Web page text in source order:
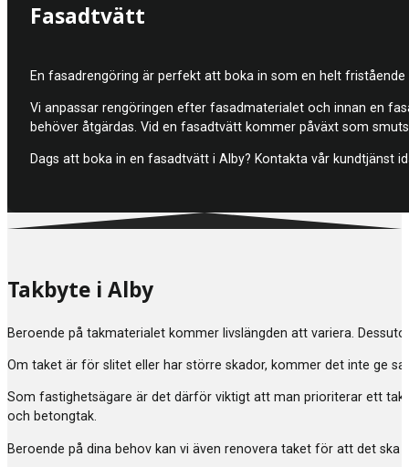
Fasadtvätt
En fasadrengöring är perfekt att boka in som en helt
Vi anpassar rengöringen efter fasadmaterialet och innan en
behöver åtgärdas. Vid en fasadtvätt kommer påväxt som
Dags att boka in en fasadtvätt i Alby? Kontakta vår
Takbyte i Alby
Beroende på takmaterialet kommer livslängden att variera.
Om taket är för slitet eller har större skador, kommer det inte ge
Som fastighetsägare är det därför viktigt att man prioriterar ett
och betongtak.
Beroende på dina behov kan vi även renovera taket för att det